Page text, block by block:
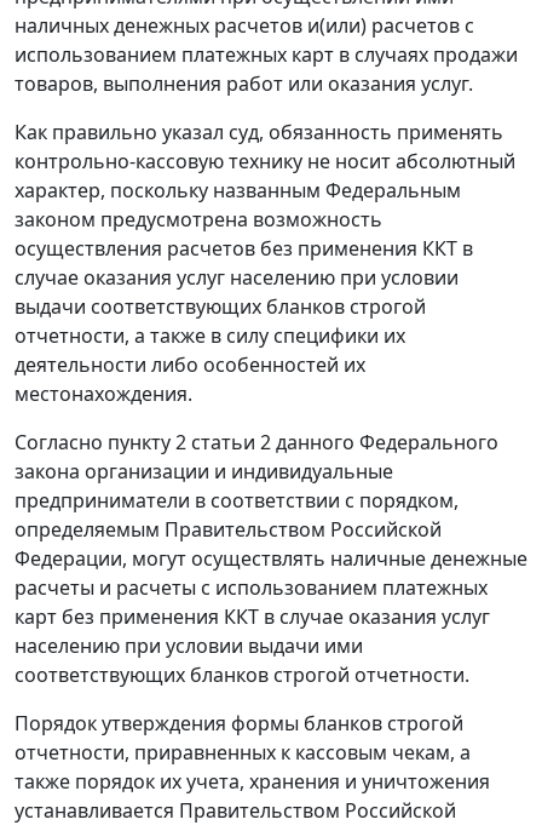
наличных денежных расчетов и(или) расчетов с
использованием платежных карт в случаях продажи
товаров, выполнения работ или оказания услуг.
Как правильно указал суд, обязанность применять
контрольно-кассовую технику не носит абсолютный
характер, поскольку названным Федеральным
законом предусмотрена возможность
осуществления расчетов без применения ККТ в
случае оказания услуг населению при условии
выдачи соответствующих бланков строгой
отчетности, а также в силу специфики их
деятельности либо особенностей их
местонахождения.
Согласно пункту 2 статьи 2данного Федерального
закона организации и индивидуальные
предприниматели в соответствии с порядком,
определяемым Правительством Российской
Федерации, могут осуществлять наличные денежные
расчеты и расчеты с использованием платежных
карт без применения ККТ в случае оказания услуг
населению при условии выдачи ими
соответствующих бланков строгой отчетности.
Порядок утверждения формы бланков строгой
отчетности, приравненных к кассовым чекам, а
также порядок их учета, хранения и уничтожения
устанавливается Правительством Российской